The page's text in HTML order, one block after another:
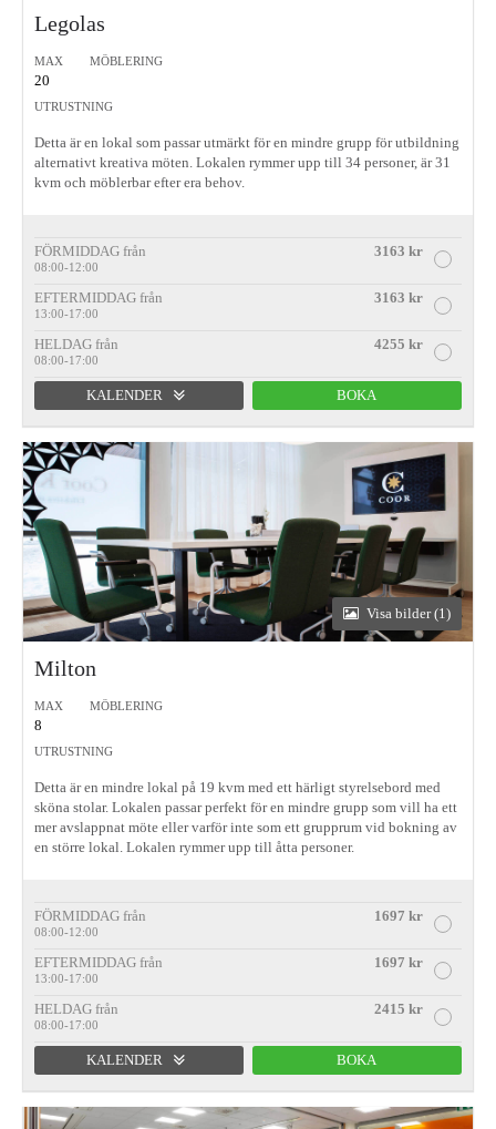
Legolas
MAX
20
MÖBLERING
UTRUSTNING
Detta är en lokal som passar utmärkt för en mindre grupp för utbildning
alternativt kreativa möten. Lokalen rymmer upp till 34 personer, är 31
kvm och möblerbar efter era behov.
FÖRMIDDAG från 3163 kr
08:00-12:00
EFTERMIDDAG från 3163 kr
13:00-17:00
HELDAG från 4255 kr
08:00-17:00
KALENDER BOKA
Förmiddag Eftermiddag Heldag
Visa bilder (1)
Milton
MAX
8
MÖBLERING
UTRUSTNING
Detta är en mindre lokal på 19 kvm med ett härligt styrelsebord med
sköna stolar. Lokalen passar perfekt för en mindre grupp som vill ha ett
mer avslappnat möte eller varför inte som ett grupprum vid bokning av
en större lokal. Lokalen rymmer upp till åtta personer.
FÖRMIDDAG från 1697 kr
08:00-12:00
EFTERMIDDAG från 1697 kr
13:00-17:00
HELDAG från 2415 kr
08:00-17:00
KALENDER BOKA
Förmiddag Eftermiddag Heldag